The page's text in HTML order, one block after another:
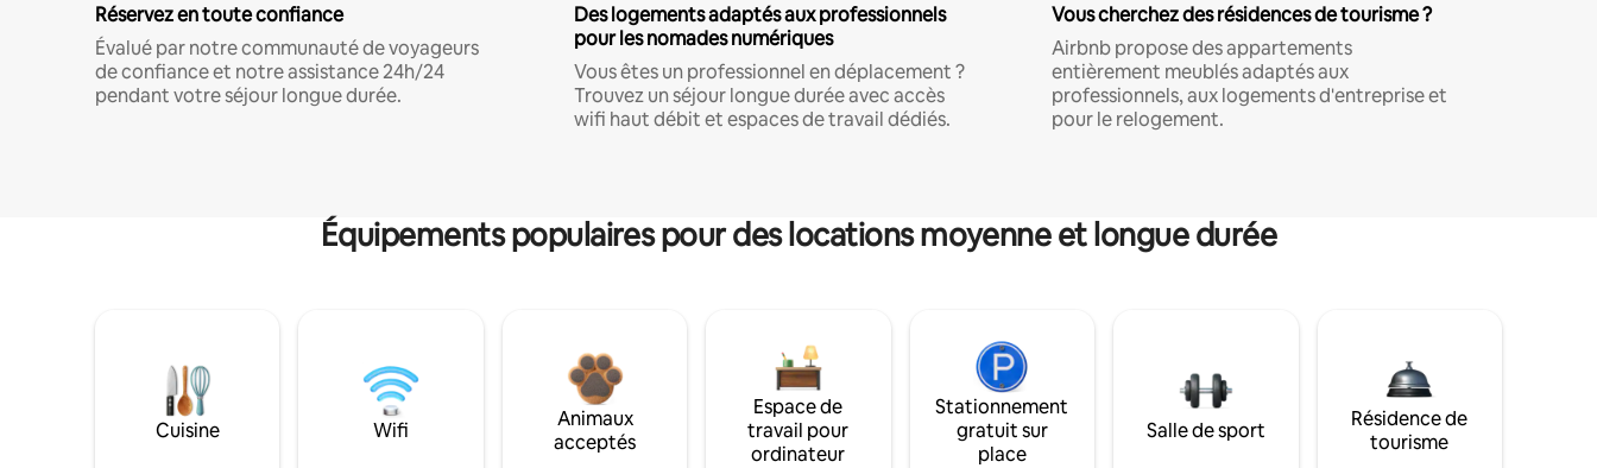
Réservez en toute confiance
Évalué par notre communauté de voyageurs
de confiance et notre assistance 24h/24
pendant votre séjour longue durée.
Des logements adaptés aux professionnels
pour les nomades numériques
Vous êtes un professionnel en déplacement ?
Trouvez un séjour longue durée avec accès
wifi haut débit et espaces de travail dédiés.
Vous cherchez des résidences de tourisme ?
Airbnb propose des appartements
entièrement meublés adaptés aux
professionnels, aux logements d'entreprise et
pour le relogement.
Équipements populaires pour des locations moyenne et longue durée
Cuisine Wifi
Animaux
acceptés
Espace de
travail pour
ordinateur
Stationnement
gratuit sur
place
Salle de sport
Résidence de
tourisme